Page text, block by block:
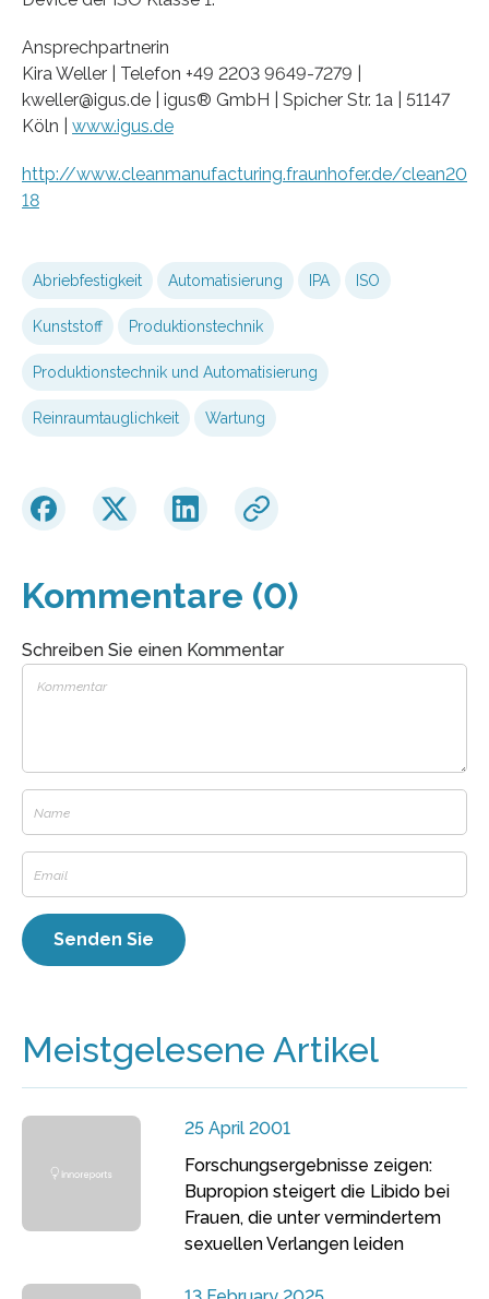
Ansprechpartnerin
Kira Weller | Telefon +49 2203 9649-7279 |
kweller@igus.de | igus® GmbH | Spicher Str. 1a | 51147
Köln | www.igus.de
http://www.cleanmanufacturing.fraunhofer.de/clean20
18
Abriebfestigkeit Automatisierung IPA ISO
Kunststoff Produktionstechnik
Produktionstechnik und Automatisierung
Reinraumtauglichkeit Wartung
Kommentare (0)
Schreiben Sie einen Kommentar
Meistgelesene Artikel
25 April 2001
Forschungsergebnisse zeigen:
Bupropion steigert die Libido bei
Frauen, die unter vermindertem
sexuellen Verlangen leiden